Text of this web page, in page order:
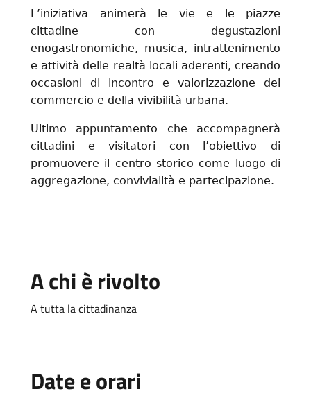
L’iniziativa animerà le vie e le piazze
cittadine con degustazioni
enogastronomiche, musica, intrattenimento
e attività delle realtà locali aderenti, creando
occasioni di incontro e valorizzazione del
commercio e della vivibilità urbana.
Ultimo appuntamento che accompagnerà
cittadini e visitatori con l’obiettivo di
promuovere il centro storico come luogo di
aggregazione, convivialità e partecipazione.
A chi è rivolto
A tutta la cittadinanza
Date e orari